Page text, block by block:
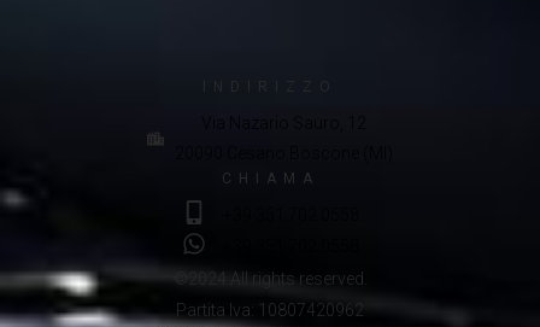
INDIRIZZO
Via Nazario Sauro, 12
CHIAMA
©2024 All rights reserved.
Partita Iva: 10807420962